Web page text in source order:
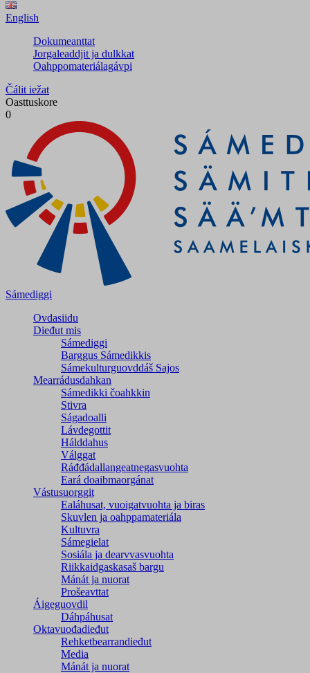
English
Dokumeanttat
Jorgaleaddjit ja dulkkat
Oahppomateriálagávpi
Čálit iežat
Oasttuskore
0
Sámediggi
Ovdasiidu
Dieđut mis
Sámediggi
Barggus Sámedikkis
Sámekulturguovddáš Sajos
Mearrádusdahkan
Sámedikki čoahkkin
Stivra
Ságadoalli
Lávdegottit
Hálddahus
Válggat
Ráđđádallangeatnegas­vuohta
Eará doaibmaorgánat
Vástusuorggit
Ealáhusat, vuoigatvuohta ja biras
Skuvlen ja oahppamateriála
Kultuvra
Sámegielat
Sosiála ja dearvvasvuohta
Riikkaidgaskasaš bargu
Mánát ja nuorat
Prošeavttat
Áigeguovdil
Dáhpáhusat
Oktavuođadieđut
Rehketbearrandieđut
Media
Mánát ja nuorat